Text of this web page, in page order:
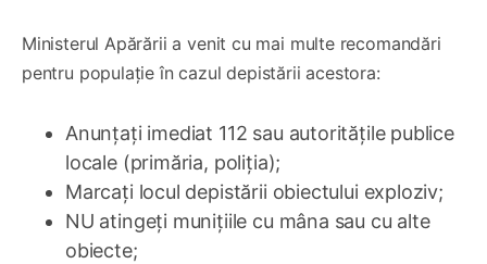
Ministerul Apărării a venit cu mai multe recomandări
pentru populație în cazul depistării acestora:
Anunțați imediat 112 sau autoritățile publice
locale (primăria, poliția);
Marcați locul depistării obiectului exploziv;
NU atingeți munițiile cu mâna sau cu alte
obiecte;